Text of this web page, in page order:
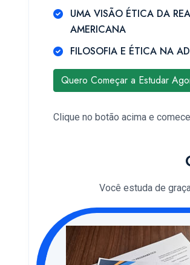
UMA VISÃO ÉTICA DA
AMERICANA
FILOSOFIA E ÉTICA NA
Quero Começar a Estudar
Clique no botão acima e
Você estuda de